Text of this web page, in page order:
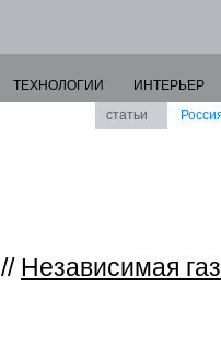
ТЕХНОЛОГИИ
ИНТЕРЬЕР
статьи
// Независимая